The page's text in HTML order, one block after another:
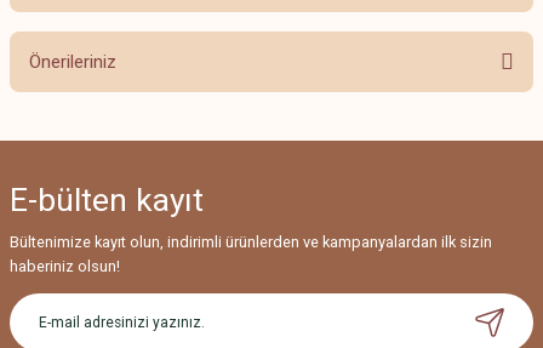
Bu ürüne ilk yorumu siz yapın!
Önerileriniz
Görüş ve önerileriniz için teşekkür ederiz.
Ürün resmi kalitesiz, bozuk veya görüntülenemiyor.
Ürün açıklamasında eksik bilgiler bulunuyor.
Ürün bilgilerinde hatalar bulunuyor.
E-bülten kayıt
Bültenimize kayıt olun, indirimli ürünlerden ve kampanyalardan ilk sizin
haberiniz olsun!